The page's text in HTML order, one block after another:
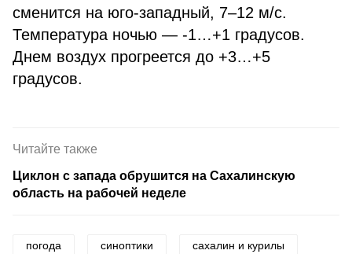
сменится на юго-западный, 7–12 м/с.
Температура ночью — -1…+1 градусов.
Днем воздух прогреется до +3…+5
градусов.
Читайте также
Циклон с запада обрушится на Сахалинскую
область на рабочей неделе
погода синоптики сахалин и курилы